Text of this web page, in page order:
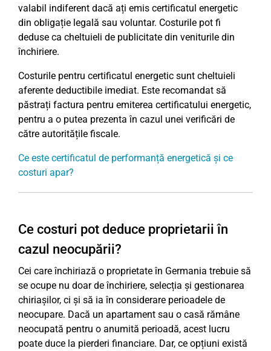
valabil indiferent dacă ați emis certificatul energetic
din obligație legală sau voluntar. Costurile pot fi
deduse ca cheltuieli de publicitate din veniturile din
închiriere.
Costurile pentru certificatul energetic sunt cheltuieli
aferente deductibile imediat. Este recomandat să
păstrați factura pentru emiterea certificatului energetic,
pentru a o putea prezenta în cazul unei verificări de
către autoritățile fiscale.
Ce este certificatul de performanță energetică și ce
costuri apar?
Ce costuri pot deduce proprietarii în
cazul neocupării?
Cei care închiriază o proprietate în Germania trebuie să
se ocupe nu doar de închiriere, selecția și gestionarea
chiriașilor, ci și să ia în considerare perioadele de
neocupare. Dacă un apartament sau o casă rămâne
neocupată pentru o anumită perioadă, acest lucru
poate duce la pierderi financiare. Dar, ce opțiuni există